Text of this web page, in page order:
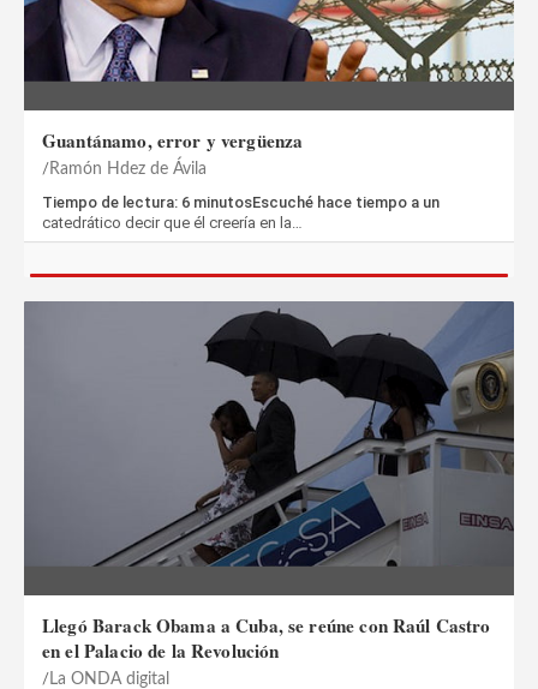
Guantánamo, error y vergüenza
Ramón Hdez de Ávila
Tiempo de lectura: 6 minutosEscuché hace tiempo a un
catedrático decir que él creería en la…
Llegó Barack Obama a Cuba, se reúne con Raúl Castro
en el Palacio de la Revolución
La ONDA digital